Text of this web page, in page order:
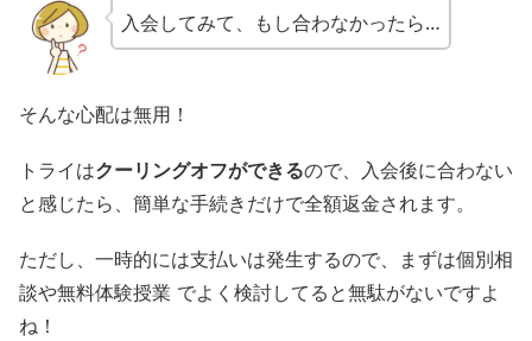
入会してみて、もし合わなかったら…
そんな心配は無用！
トライはクーリングオフができるので、入会後に合わない
と感じたら、簡単な手続きだけで全額返金されます。
ただし、一時的には支払いは発生するので、まずは個別相
談や無料体験授業 でよく検討してると無駄がないですよ
ね！